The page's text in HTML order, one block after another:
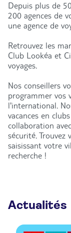
Depuis plus de
200 agences de
une agence de
Retrouvez les
Club Lookéa et
voyages.
Nos conseillers
programmer vos
l'international.
vacances en
collaboration
sécurité. Trouvez
saisissant votre
recherche !
Actualités